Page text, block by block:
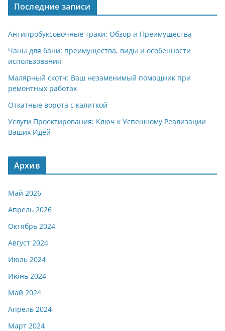
Последние записи
Антипробуксовочные траки: Обзор и Преимущества
Чаны для бани: преимущества, виды и особенности
использования
Малярный скотч: Ваш незаменимый помощник при
ремонтных работах
Откатные ворота с калиткой
Услуги Проектирования: Ключ к Успешному Реализации
Ваших Идей
Архив
Май 2026
Апрель 2026
Октябрь 2024
Август 2024
Июль 2024
Июнь 2024
Май 2024
Апрель 2024
Март 2024